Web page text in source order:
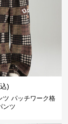
)
ツ パッチワーク格
ンツ